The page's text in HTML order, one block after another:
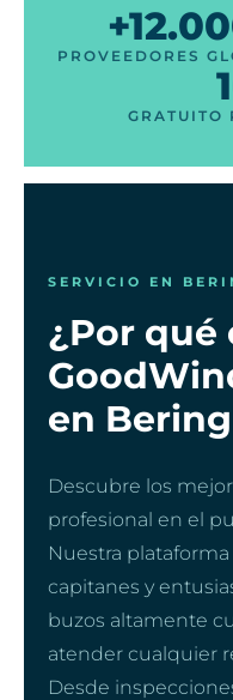
PROVEEDORES
GRATUITO
SERVICIO EN
¿Por qué
en
Descubre los
profesional en el
Nuestra
capitanes y
buzos altamente
atender cualquier
Desde